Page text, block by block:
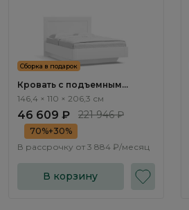
Сборка в подарок
Кровать с подъемным
механизмом Турин / Turin
TR2965.2
146,4 × 110 × 206,3 см
46 609 ₽ 221 946 ₽
70%+30%
В рассрочку от 3 884 ₽/месяц
В корзину